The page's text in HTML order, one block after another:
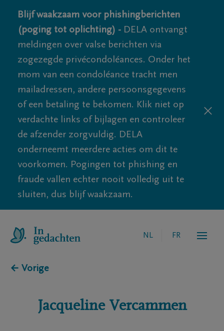
Blijf waakzaam voor phishingberichten
(poging tot oplichting) - DELA ontvangt
meldingen over valse berichten via
zogezegde privécondoléances. Onder het
mom van een condoléance tracht men
mailadressen, andere persoonsgegevens
of een betaling te bekomen. Klik niet op
verdachte links of bijlagen en controleer
de afzender zorgvuldig. DELA
onderneemt meerdere acties om dit te
voorkomen. Pogingen tot phishing en
fraude vallen echter nooit volledig uit te
sluiten, dus blijf waakzaam.
NL FR
← Vorige
Jacqueline Vercammen